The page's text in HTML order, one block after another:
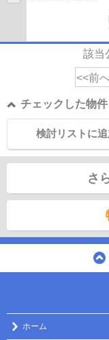
該当
<<前
チェックした物
検討リストに追
さ
ホーム